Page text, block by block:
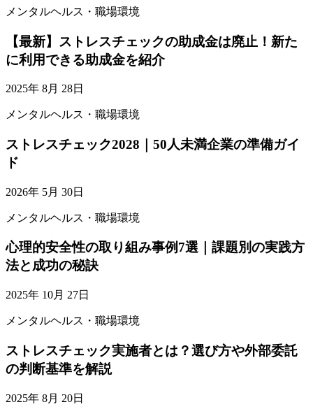
メンタルヘルス・職場環境
【最新】ストレスチェックの助成金は廃止！新た
に利用できる助成金を紹介
2025年 8月 28日
メンタルヘルス・職場環境
ストレスチェック2028｜50人未満企業の準備ガイ
ド
2026年 5月 30日
メンタルヘルス・職場環境
心理的安全性の取り組み事例7選｜課題別の実践方
法と成功の秘訣
2025年 10月 27日
メンタルヘルス・職場環境
ストレスチェック実施者とは？選び方や外部委託
の判断基準を解説
2025年 8月 20日